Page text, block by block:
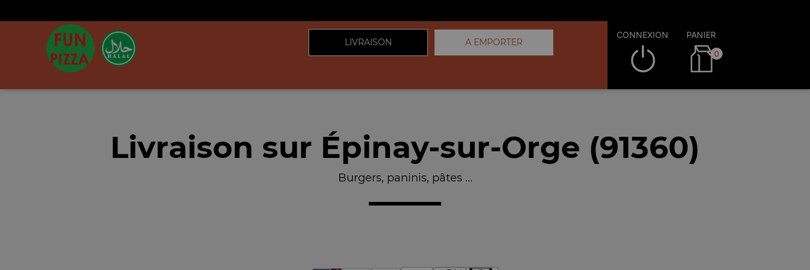
LIVRAISON A EMPORTER
CONNEXION PANIER
0
Livraison sur Épinay-sur-Orge (91360)
Burgers, paninis, pâtes ...